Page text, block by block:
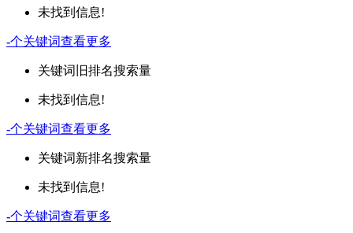
未找到信息!
-个关键词查看更多
关键词 旧排名搜索量
未找到信息!
-个关键词查看更多
关键词新排名搜索量
未找到信息!
-个关键词查看更多